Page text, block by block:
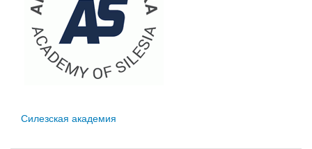
Силезская академия